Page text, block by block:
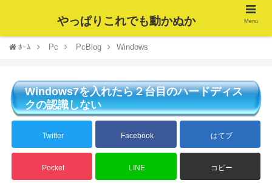
ﾎｰﾑ Pc PcBlog Windows
Windows7を入れたら２台目のハードディス
クの認識しない
Twitter Facebook はてブ
Pocket LINE コピー
やっぱりこれでも動かぬか Menu